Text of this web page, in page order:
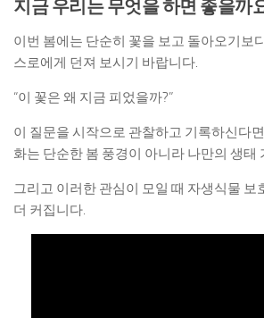
지금 우리는 무엇을 하면 좋을까
이번 봄에는 단순히 꽃을 보고 돌아오기보
스로에게 던져 보시기 바랍니다.
“이 꽃은 왜 지금 피었을까?”
이 질문을 시작으로 관찰하고 기록하신다
화는 단순한 봄 풍경이 아니라 나만의 생태
그리고 이러한 관심이 모일 때 자생식물 보
더 커집니다.